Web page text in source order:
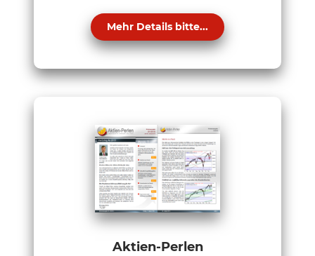
Mehr Details bitte...
Aktien-Perlen